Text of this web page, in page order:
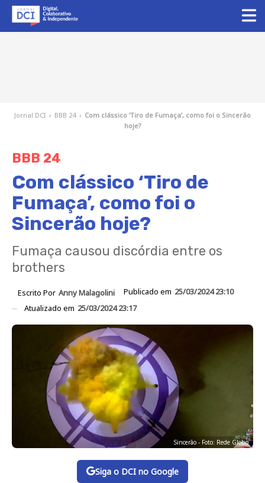
Jornal DCI › BBB 24 › Com clássico ‘Tiro de Fumaça’, como foi o Sincerão
hoje?
BBB 24
Com clássico ‘Tiro de
Fumaça’, como foi o
Sincerão hoje?
Fumaça causou discórdia entre os
brothers
Escrito Por Anny Malagolini Publicado em 25/03/2024 23:10
Atualizado em 25/03/2024 23:17
Sincerão - Foto: Rede Globo
Siga o DCI no Google